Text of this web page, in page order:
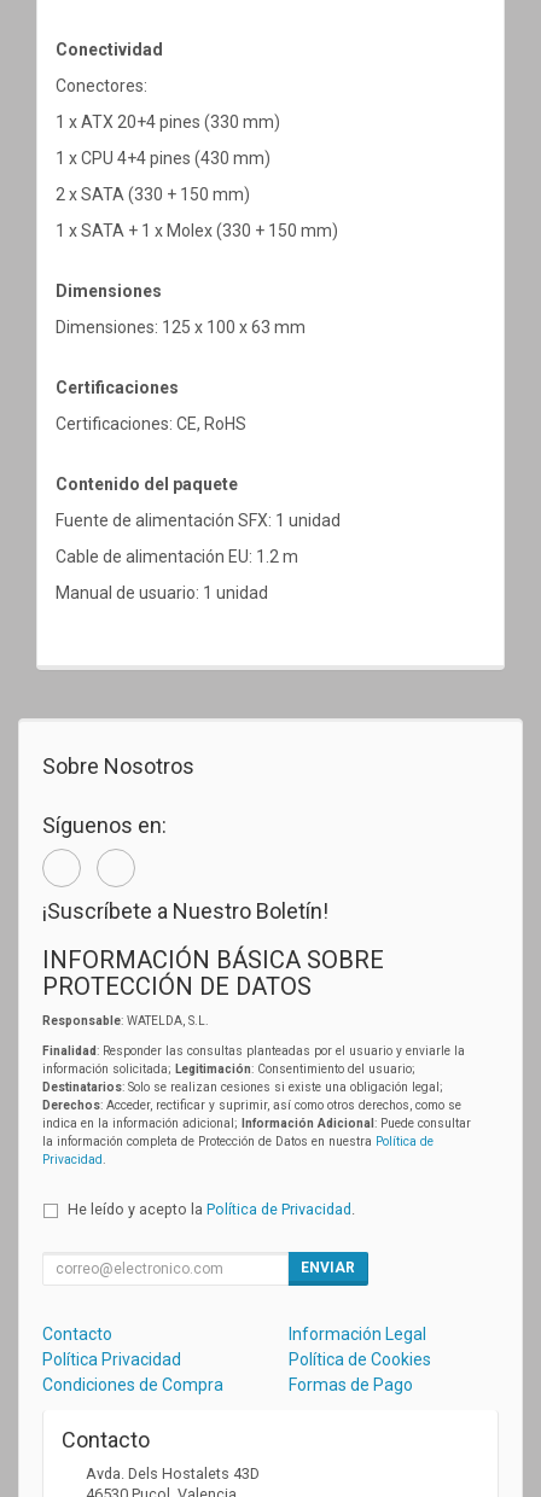
Conectividad
Conectores:
1 x ATX 20+4 pines (330 mm)
1 x CPU 4+4 pines (430 mm)
2 x SATA (330 + 150 mm)
1 x SATA + 1 x Molex (330 + 150 mm)
Dimensiones
Dimensiones: 125 x 100 x 63 mm
Certificaciones
Certificaciones: CE, RoHS
Contenido del paquete
Fuente de alimentación SFX: 1 unidad
Cable de alimentación EU: 1.2 m
Manual de usuario: 1 unidad
Sobre Nosotros
Síguenos en:
¡Suscríbete a Nuestro Boletín!
INFORMACIÓN BÁSICA SOBRE
PROTECCIÓN DE DATOS
Responsable: WATELDA, S.L.
Finalidad: Responder las consultas planteadas por el usuario y enviarle la
información solicitada; Legitimación: Consentimiento del usuario;
Destinatarios: Solo se realizan cesiones si existe una obligación legal;
Derechos: Acceder, rectificar y suprimir, así como otros derechos, como se
indica en la información adicional;
Información Adicional : Puede consultar
la información completa de Protección de Datos en nuestra Política de
Privacidad
He leído y acepto la Política de Privacidad
ENVIAR
Contacto
Información Legal
Política Privacidad
Política de Cookies
Condiciones de Compra
Formas de Pago
Contacto
Avda. Dels Hostalets 43D